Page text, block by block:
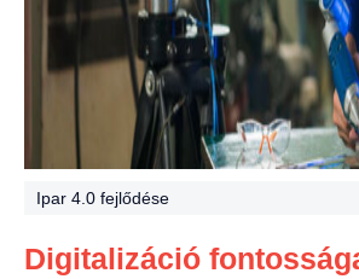
Ipar 4.0 fejlődése
Digitalizáció